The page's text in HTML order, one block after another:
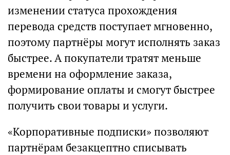
изменении статуса прохождения
перевода средств поступает мгновенно,
поэтому партнёры могут исполнять заказ
быстрее. А покупатели тратят меньше
времени на оформление заказа,
формирование оплаты и смогут быстрее
получить свои товары и услуги.
«Корпоративные подписки» позволяют
партнёрам безакцептно списывать